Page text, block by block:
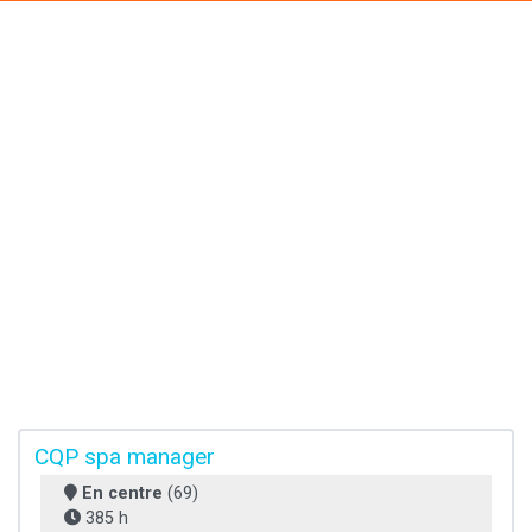
CQP spa manager
En centre (69)
385 h